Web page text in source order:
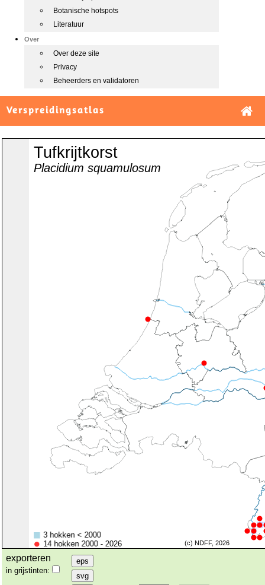
Botanische hotspots
Literatuur
Over
Over deze site
Privacy
Beheerders en validatoren
Verspreidingsatlas